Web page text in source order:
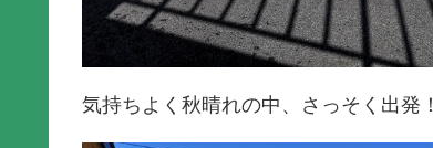
気持ちよく秋晴れの中、さっそく出発！